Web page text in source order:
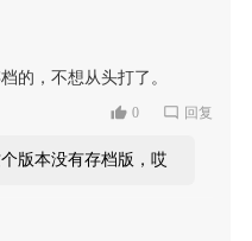
的，不想从头打了。
0 回复
版本没有存档版，哎